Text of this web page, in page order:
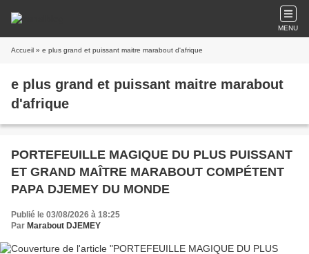
MENU
Accueil » e plus grand et puissant maitre marabout d'afrique
e plus grand et puissant maitre marabout
d'afrique
PORTEFEUILLE MAGIQUE DU PLUS PUISSANT
ET GRAND MAÎTRE MARABOUT COMPÉTENT
PAPA DJEMEY DU MONDE
Publié le 03/08/2026 à 18:25
Par Marabout DJEMEY